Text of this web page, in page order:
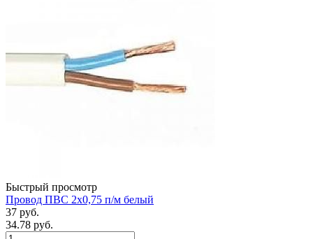
Быстрый просмотр
Провод ПВС 2х0,75 п/м белый
37 руб.
34.78 руб.